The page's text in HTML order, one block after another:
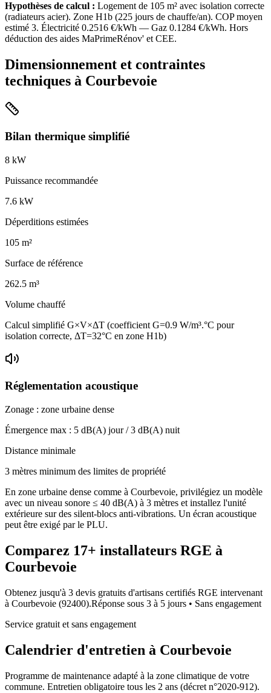
Hypothèses de calcul : Logement de 105 m² avec isolation correcte
(radiateurs acier). Zone H1b (225 jours de chauffe/an). COP moyen
estimé 3. Électricité 0.2516 €/kWh — Gaz 0.1284 €/kWh. Hors
déduction des aides MaPrimeRénov' et CEE.
Dimensionnement et contraintes
techniques à Courbevoie
Bilan thermique simplifié
8 kW
Puissance recommandée
7.6 kW
Déperditions estimées
105 m²
Surface de référence
262.5 m³
Volume chauffé
Calcul simplifié G×V×ΔT (coefficient G=0.9 W/m³.°C pour
isolation correcte, ΔT=32°C en zone H1b)
Réglementation acoustique
Zonage : zone urbaine dense
Émergence max : 5 dB(A) jour /3 dB(A) nuit
Distance minimale
3 mètres minimum des limites de propriété
En zone urbaine dense comme à Courbevoie, privilégiez un modèle
avec un niveau sonore ≤ 40 dB(A) à 3 mètres et installez l'unité
extérieure sur des silent-blocs anti-vibrations. Un écran acoustique
peut être exigé par le PLU.
Comparez 17+ installateurs RGE à
Courbevoie
Obtenez jusqu'à 3 devis gratuits d'artisans certifiés RGE intervenant
à Courbevoie (92400).Réponse sous 3 à 5 jours • Sans engagement
Service gratuit et sans engagement
Calendrier d'entretien à Courbevoie
Programme de maintenance adapté à la zone climatique de votre
commune. Entretien obligatoire tous les 2 ans (décret n°2020-912).